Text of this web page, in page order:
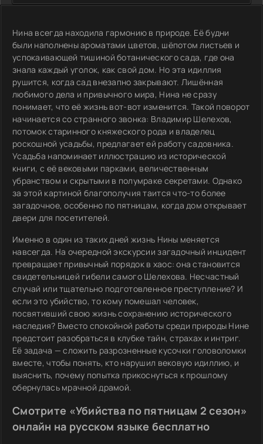
Нина всегда находила гармонию в природе. Её будни
были наполнены ароматами цветов, шёпотом листьев и
успокаивающей тишиной ботанического сада, где она
знала каждый уголок, как свой дом. Но эта идиллия
рушится, когда сад внезапно закрывают. Лишённая
любимого дела и привычного мира, Нина не сразу
понимает, что её жизнь вот-вот изменится. Такой поворот
начинается со странного звонка: Владимир Шелехов,
потомок старинного княжеского рода и владелец
роскошной усадьбы, предлагает ей работу садовника.
Усадьба напоминает иллюстрацию из исторической
книги, с её вековыми парками, величественным
убранством и скрытыми в полумраке секретами. Однако
за этой картиной благополучия таится что-то более
загадочное, особенно по пятницам, когда дом открывает
двери для посетителей.
Именно в один из таких дней жизнь Нины меняется
навсегда. На очередной экскурсии загадочный инцидент
превращает привычный порядок в хаос: она становится
свидетельницей гибели самого Шелехова. Несчастный
случай или тщательно подготовленное преступление? И
если это убийство, то кому помешал человек,
посвятивший свою жизнь сохранению исторического
наследия? Вместо спокойной работы среди природы Нине
предстоит разобраться в клубке тайн, страхах и интриг.
Её задача — сложить разрозненные кусочки головоломки
вместе, чтобы понять, кто нарушил вековую идиллию, и
выяснить, почему попытка прикоснуться к прошлому
обернулась мрачной драмой.
Смотрите «Убийства по пятницам 2 сезон»
онлайн на русском языке бесплатно